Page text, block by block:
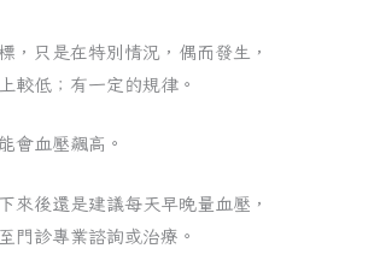
，只是在特別情況，偶而發生，
較低；有一定的規律。
會血壓飆高。
來後還是建議每天早晚量血壓，
門診專業諮詢或治療。